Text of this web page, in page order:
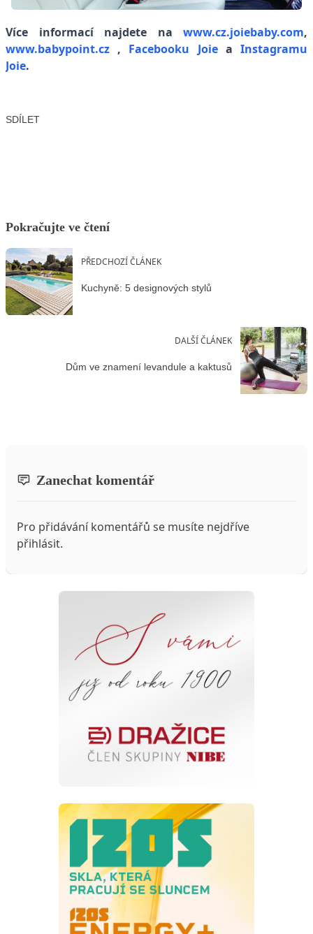
Více informací najdete na www.cz.joiebaby.com,
www.babypoint.cz , Facebooku JoieaInstagramu
Joie.
SDÍLET
Pokračujte ve čtení
PŘEDCHOZÍ ČLÁNEK
Kuchyně: 5 designových stylů
DALŠÍ ČLÁNEK
Dům ve znamení levandule a kaktusů
Zanechat komentář
Pro přidávání komentářů se musíte nejdříve
přihlásit.